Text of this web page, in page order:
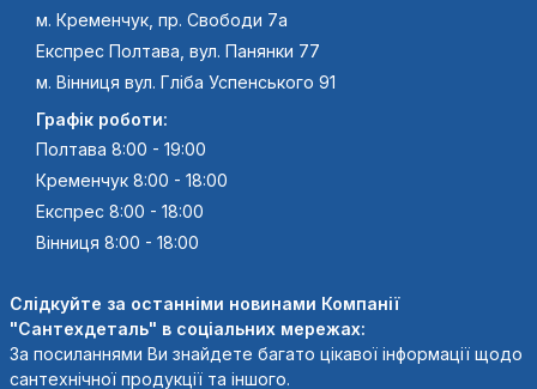
м. Кременчук, пр. Свободи 7а
Експрес Полтава, вул. Панянки 77
м. Вінниця вул. Гліба Успенського 91
Графік роботи:
Полтава 8:00 - 19:00
Кременчук 8:00 - 18:00
Експрес 8:00 - 18:00
Вінниця 8:00 - 18:00
Слідкуйте за останніми новинами Компанії
"Сантехдеталь" в соціальних мережах:
За посиланнями Ви знайдете багато цікавої інформації щодо
сантехнічної продукції та іншого.